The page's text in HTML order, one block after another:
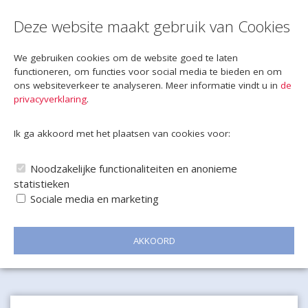
Deze website maakt gebruik van Cookies
We gebruiken cookies om de website goed te laten
functioneren, om functies voor social media te bieden en om
ons websiteverkeer te analyseren. Meer informatie vindt u in de
privacyverklaring.
Ik ga akkoord met het plaatsen van cookies voor:
Noodzakelijke functionaliteiten en anonieme
statistieken
Sociale media en marketing
AKKOORD